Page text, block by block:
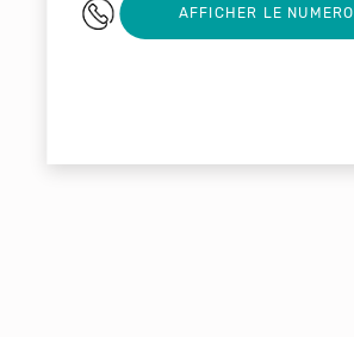
02 54 38 12 24
AFFICHER LE NUMERO